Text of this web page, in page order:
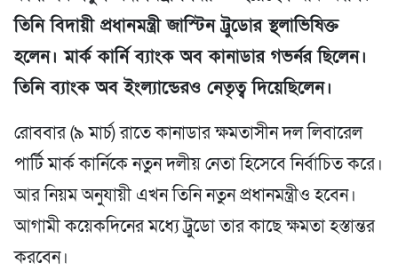
তিনি বিদায়ী প্রধানমন্ত্রী জাস্টিন ট্রুডোর স্থলাভিষিক্ত
হলেন। মার্ক কার্নি ব্যাংক অব কানাডার গভর্নর ছিলেন।
তিনি ব্যাংক অব ইংল্যান্ডেরও নেতৃত্ব দিয়েছিলেন।
রোববার (৯ মার্চ) রাতে কানাডার ক্ষমতাসীন দল লিবারেল
পার্টি মার্ক কার্নিকে নতুন দলীয় নেতা হিসেবে নির্বাচিত করে।
আর নিয়ম অনুযায়ী এখন তিনি নতুন প্রধানমন্ত্রীও হবেন।
আগামী কয়েকদিনের মধ্যে ট্রুডো তার কাছে ক্ষমতা হস্তান্তর
করবেন।